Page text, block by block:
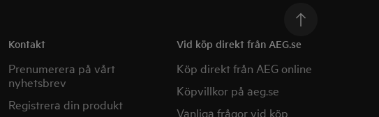
Kontakt
Prenumerera på vårt
nyhetsbrev
Registrera din produkt
Vid köp direkt från AEG.se
Köp direkt från AEG online
Köpvillkor på aeg.se
Vanliga frågor vid köp